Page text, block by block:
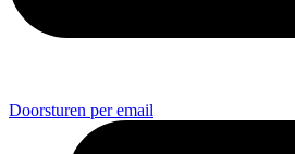
Doorsturen per email